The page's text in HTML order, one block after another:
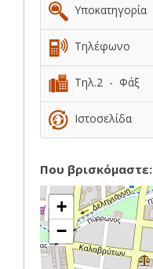
Υποκατηγορία
Τηλέφωνο
Τηλ.2 - Φάξ
Ιστοσελίδα
Που βρισκόμαστε:
+
−